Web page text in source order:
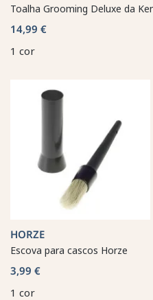
Toalha Grooming Deluxe da
14,99 €
1 cor
HORZE
Escova para cascos Horze
3,99 €
1 cor